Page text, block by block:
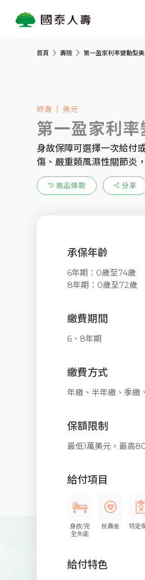
首頁 壽險 第一盈家利率變動型
終身 美元
第一盈家利率
身故保障可選擇一次給付
傷、嚴重類風濕性關節炎
商品條款 分享
承保年齡
6年期：0歲至74歲
8年期：0歲至72歲
繳費期間
6、8年期
繳費方式
年繳、半年繳、季繳
保額限制
最低1萬美元，最高
給付項目
身故/完
全失能
祝壽金 特定
給付特色